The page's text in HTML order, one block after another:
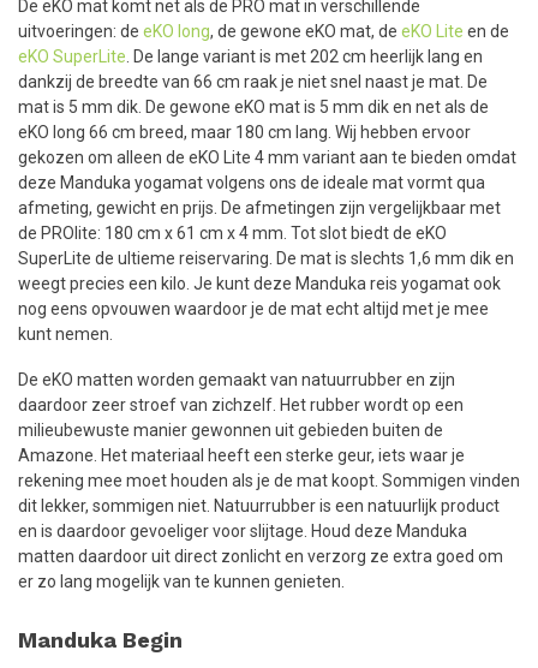
De eKO mat komt net als de PRO mat in verschillende
uitvoeringen: de eKO long, de gewone eKO mat, de eKO Lite en de
eKO SuperLite. De lange variant is met 202 cm heerlijk lang en
dankzij de breedte van 66 cm raak je niet snel naast je mat. De
mat is 5 mm dik. De gewone eKO mat is 5 mm dik en net als de
eKO long 66 cm breed, maar 180 cm lang. Wij hebben ervoor
gekozen om alleen de eKO Lite 4 mm variant aan te bieden omdat
deze Manduka yogamat volgens ons de ideale mat vormt qua
afmeting, gewicht en prijs. De afmetingen zijn vergelijkbaar met
de PROlite: 180 cm x 61 cm x 4 mm. Tot slot biedt de eKO
SuperLite de ultieme reiservaring. De mat is slechts 1,6 mm dik en
weegt precies een kilo. Je kunt deze Manduka reis yogamat ook
nog eens opvouwen waardoor je de mat echt altijd met je mee
kunt nemen.
De eKO matten worden gemaakt van natuurrubber en zijn
daardoor zeer stroef van zichzelf. Het rubber wordt op een
milieubewuste manier gewonnen uit gebieden buiten de
Amazone. Het materiaal heeft een sterke geur, iets waar je
rekening mee moet houden als je de mat koopt. Sommigen vinden
dit lekker, sommigen niet. Natuurrubber is een natuurlijk product
en is daardoor gevoeliger voor slijtage. Houd deze Manduka
matten daardoor uit direct zonlicht en verzorg ze extra goed om
er zo lang mogelijk van te kunnen genieten.
Manduka Begin